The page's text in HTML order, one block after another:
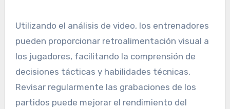
entrenadores evaluar las habilidades de los
jugadores y las estrategias de juego de manera
efectiva. Herramientas como Hudl y Dartfish
permiten desgloses detallados del juego,
destacando fortalezas y áreas de mejora.